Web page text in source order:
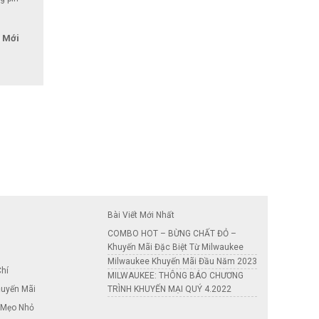
Mới
Mãi
Nhỏ
Bài Viết Mới Nhất
COMBO HOT – BỪNG CHẤT ĐỎ –
Khuyến Mãi Đặc Biệt Từ Milwaukee
Milwaukee Khuyến Mãi Đầu Năm 2023
MILWAUKEE: THÔNG BÁO CHƯƠNG
TRÌNH KHUYẾN MẠI QUÝ 4.2022